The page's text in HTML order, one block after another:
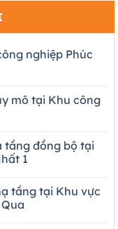
nghiệp Phúc
mô tại Khu công
tầng đồng bộ tại
1
tầng tại Khu vực